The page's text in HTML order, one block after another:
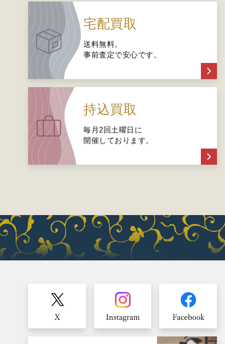
宅配買取
送料無料。
事前査定で安心です。
持込買取
毎月2回土曜日に
開催しております。